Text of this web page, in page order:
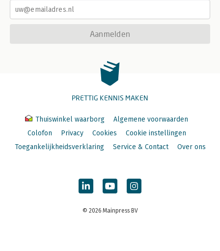
Aanmelden
PRETTIG KENNIS MAKEN
Thuiswinkel waarborg
Algemene voorwaarden
Colofon
Privacy Cookies
Cookie instellingen
Toegankelijkheidsverklaring
Service & Contact Over ons
© 2026 Mainpress BV